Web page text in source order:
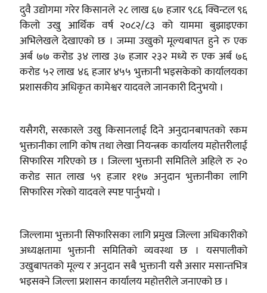
दुवै उद्योगमा गरेर किसानले २८ लाख ६७ हजार ९८६ क्विन्टल ९६
किलो उखु आर्थिक वर्ष २०८२/८३ को याममा बुझाइएका
अभिलेखले देखाएको छ । जम्मा उखुको मूल्यबापत हुने रु एक
अर्ब ७७ करोड ३४ लाख ३७ हजार २३२ मध्ये रु एक अर्ब ७६
करोड ५२ लाख ४६ हजार ४५५ भुक्तानी भइसकेको कार्यालयका
प्रशासकीय अधिकृत कामेश्वर यादवले जानकारी दिनुभयो ।
यसैगरी, सरकारले उखु किसानलाई दिने अनुदानबापतको रकम
भुक्तानीका लागि कोष तथा लेखा नियन्त्रक कार्यालय महोत्तरीलाई
सिफारिस गरिएको छ । जिल्ला भुक्तानी समितिले अहिले रु २०
करोड सात लाख ५९ हजार ११७ अनुदान भुक्तानीका लागि
सिफारिस गरेको यादवले स्पष्ट पार्नुभयो ।
जिल्लामा भुक्तानी सिफारिसका लागि प्रमुख जिल्ला अधिकारीको
अध्यक्षतामा भुक्तानी समितिको व्यवस्था छ । यसपालीको
उखुबापतको मूल्य र अनुदान सबै भुक्तानी यसै असार मसान्तभित्र
भइसक्ने जिल्ला प्रशासन कार्यालय महोत्तरीले जनाएको छ ।